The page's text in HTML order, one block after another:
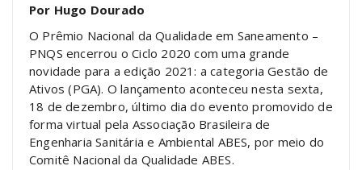
Por Hugo Dourado
O Prêmio Nacional da Qualidade em Saneamento –
PNQS encerrou o Ciclo 2020 com uma grande
novidade para a edição 2021: a categoria Gestão de
Ativos (PGA). O lançamento aconteceu nesta sexta,
18 de dezembro, último dia do evento promovido de
forma virtual pela Associação Brasileira de
Engenharia Sanitária e Ambiental ABES, por meio do
Comitê Nacional da Qualidade ABES.